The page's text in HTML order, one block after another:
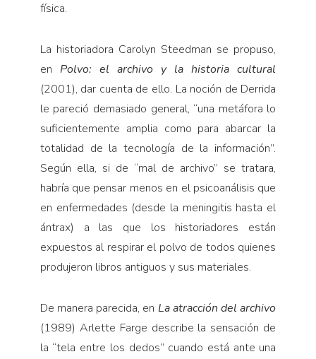
física.
La historiadora Carolyn Steedman se propuso,
en Polvo: el archivo y la historia cultural
(2001), dar cuenta de ello. La noción de Derrida
le pareció demasiado general, “una metáfora lo
suficientemente amplia como para abarcar la
totalidad de la tecnología de la información”.
Según ella, si de “mal de archivo” se tratara,
habría que pensar menos en el psicoanálisis que
en enfermedades (desde la meningitis hasta el
ántrax) a las que los historiadores están
expuestos al respirar el polvo de todos quienes
produjeron libros antiguos y sus materiales.
De manera parecida, en La atracción del archivo
(1989) Arlette Farge describe la sensación de
la “tela entre los dedos” cuando está ante una